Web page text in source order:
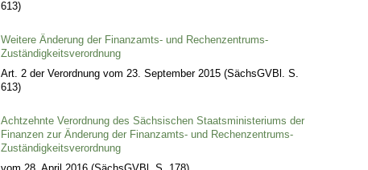
613)
Weitere Änderung der Finanzamts- und Rechenzentrums-
Zuständigkeitsverordnung
Art. 2 der Verordnung vom 23. September 2015 (SächsGVBl. S.
613)
Achtzehnte Verordnung des Sächsischen Staatsministeriums der
Finanzen zur Änderung der Finanzamts- und Rechenzentrums-
Zuständigkeitsverordnung